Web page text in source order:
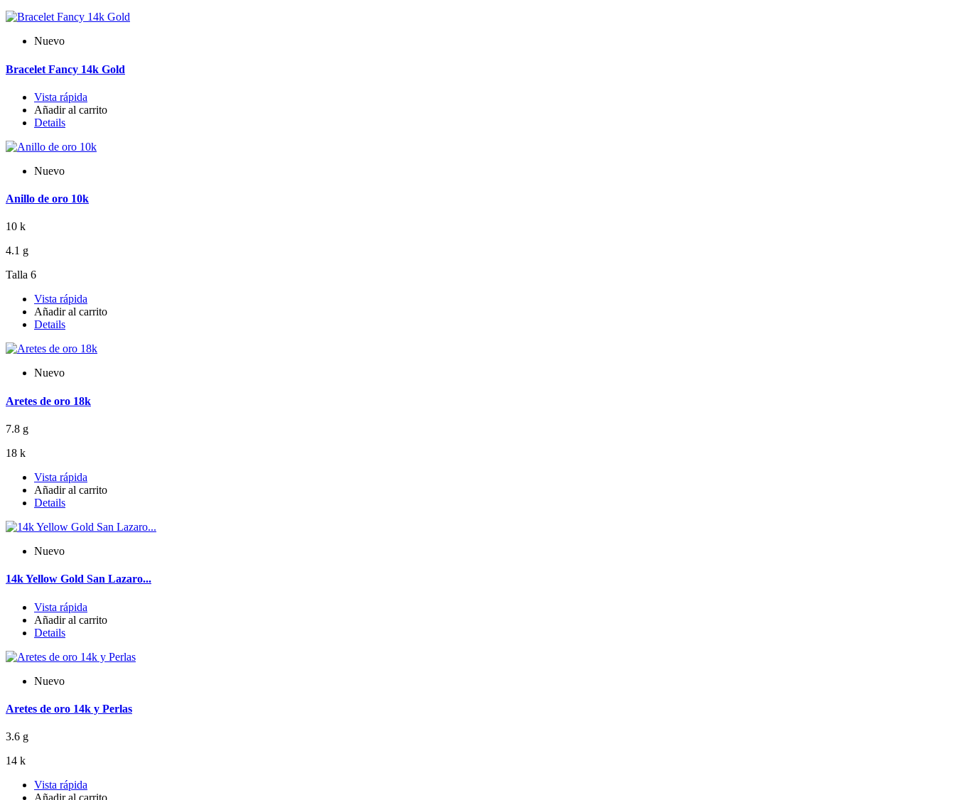
Nuevo
Bracelet Fancy 14k Gold
Vista rápida
Añadir al carrito
Details
Nuevo
Anillo de oro 10k
10 k
4.1 g
Talla 6
Vista rápida
Añadir al carrito
Details
Nuevo
Aretes de oro 18k
7.8 g
18 k
Vista rápida
Añadir al carrito
Details
Nuevo
14k Yellow Gold San Lazaro...
Vista rápida
Añadir al carrito
Details
Nuevo
Aretes de oro 14k y Perlas
3.6 g
14 k
Vista rápida
Añadir al carrito